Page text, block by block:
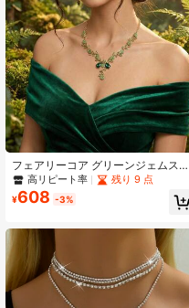
フェアリーコア グリーンジェムスト
ーンジュエリーセット、ヴィンテー
ジゴールド フローラルYネックレス&
ピアス、エルフの森ウェディングプ
ィバル
高リピート率 残り 9 点
¥608 -3%